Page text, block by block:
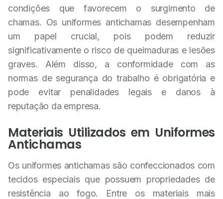
condições que favorecem o surgimento de
chamas. Os uniformes antichamas desempenham
um papel crucial, pois podem reduzir
significativamente o risco de queimaduras e lesões
graves. Além disso, a conformidade com as
normas de segurança do trabalho é obrigatória e
pode evitar penalidades legais e danos à
reputação da empresa.
Materiais Utilizados em Uniformes
Antichamas
Os uniformes antichamas são confeccionados com
tecidos especiais que possuem propriedades de
resistência ao fogo. Entre os materiais mais